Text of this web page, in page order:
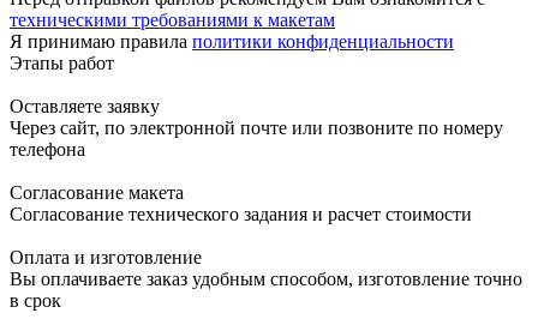
техническими требованиями к макетам
Я принимаю правила политики конфиденциальности
Этапы работ
Оставляете заявку
Через сайт, по электронной почте или позвоните по номеру
телефона
Согласование макета
Согласование технического задания и расчет стоимости
Оплата и изготовление
Вы оплачиваете заказ удобным способом, изготовление точно
в срок